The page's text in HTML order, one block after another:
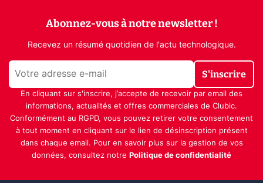
Abonnez-vous à notre newsletter !
Recevez un résumé quotidien de l'actu technologique.
S'inscrire
En cliquant sur s'inscrire, j’accepte de recevoir par email des
informations, actualités et offres commerciales de Clubic.
Conformément au RGPD, vous pouvez retirer votre consentement
à tout moment en cliquant sur le lien de désinscription présent
dans chaque email. Pour en savoir plus sur la gestion de vos
données, consultez notre Politique de confidentialité